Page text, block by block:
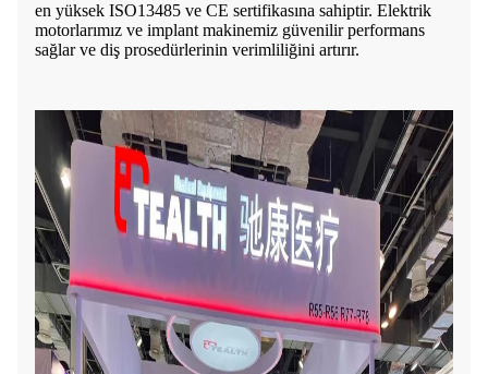
en yüksek ISO13485 ve CE sertifikasına sahiptir. Elektrik
motorlarımız ve implant makinemiz güvenilir performans
sağlar ve diş prosedürlerinin verimliliğini artırır.